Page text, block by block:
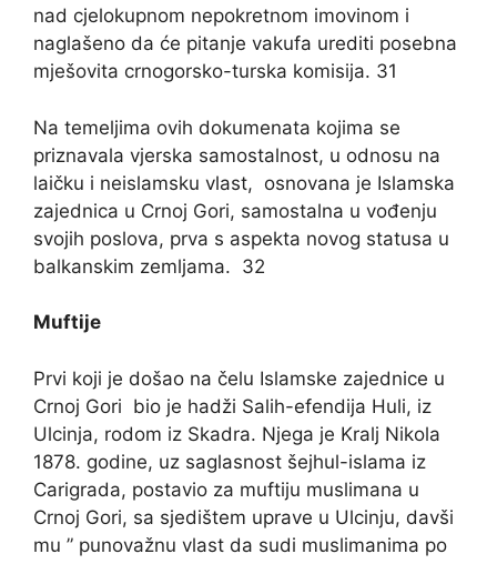
nad cjelokupnom nepokretnom imovinom i
naglašeno da će pitanje vakufa urediti posebna
mješovita crnogorsko-turska komisija. 31
Na temeljima ovih dokumenata kojima se
priznavala vjerska samostalnost, u odnosu na
laičku i neislamsku vlast, osnovana je Islamska
zajednica u Crnoj Gori, samostalna u vođenju
svojih poslova, prva s aspekta novog statusa u
balkanskim zemljama. 32
Muftije
Prvi koji je došao na čelu Islamske zajednice u
Crnoj Gori bio je hadži Salih-efendija Huli, iz
Ulcinja, rodom iz Skadra. Njega je Kralj Nikola
1878. godine, uz saglasnost šejhul-islama iz
Carigrada, postavio za muftiju muslimana u
Crnoj Gori, sa sjedištem uprave u Ulcinju, davši
mu ” punovažnu vlast da sudi muslimanima po